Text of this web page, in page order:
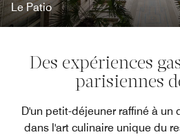
Le Patio
Des expériences
parisiennes
D'un petit-déjeuner raffiné à
dans l'art culinaire unique du